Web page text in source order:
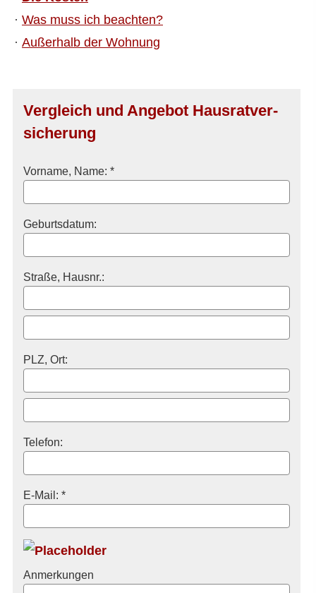
· Was muss ich beachten?
· Außerhalb der Wohnung
Vergleich und Angebot Haus­rat­ver­
si­che­rung
Vorname, Name: *
Geburts­datum:
Straße, Hausnr.:
PLZ, Ort:
Telefon:
E-Mail: *
Anmerkungen